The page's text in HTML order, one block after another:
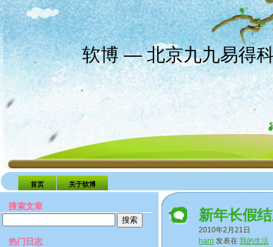
软博 — 北京九九易得
首页 关于软博
搜索文章
热门日志
新年长假
2010年2月21日
harri 发表在 我的生活